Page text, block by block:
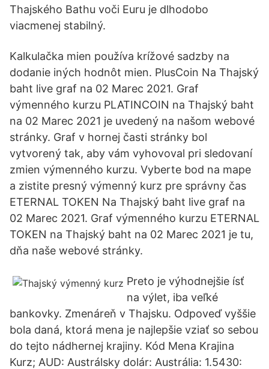
Thajského Bathu voči Euru je dlhodobo
viacmenej stabilný.
Kalkulačka mien používa krížové sadzby na
dodanie iných hodnôt mien. PlusCoin Na Thajský
baht live graf na 02 Marec 2021. Graf
výmenného kurzu PLATINCOIN na Thajský baht
na 02 Marec 2021 je uvedený na našom webové
stránky. Graf v hornej časti stránky bol
vytvorený tak, aby vám vyhovoval pri sledovaní
zmien výmenného kurzu. Vyberte bod na mape
a zistite presný výmenný kurz pre správny čas
ETERNAL TOKEN Na Thajský baht live graf na
02 Marec 2021. Graf výmenného kurzu ETERNAL
TOKEN na Thajský baht na 02 Marec 2021 je tu,
dňa naše webové stránky.
Preto je výhodnejšie ísť
na výlet, iba veľké
bankovky. Zmenáreň v Thajsku. Odpoveď vyššie
bola daná, ktorá mena je najlepšie vziať so sebou
do tejto nádhernej krajiny. Kód Mena Krajina
Kurz; AUD: Austrálsky dolár: Austrália: 1.5430: